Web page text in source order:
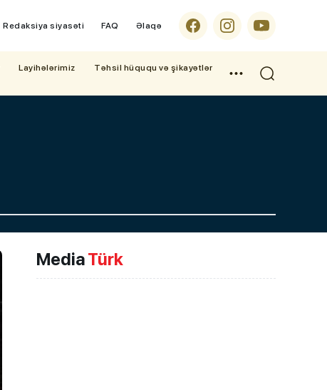
Redaksiya siyasəti FAQ Əlaqə
Layihələrimiz
Təhsil hüququ və şikayətlər
MediaTürk